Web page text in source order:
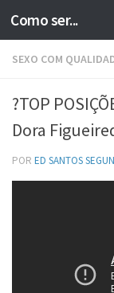
Skip to content
Como ser...
SEXO COM
?TOP
Dora
POR ED SANTOS